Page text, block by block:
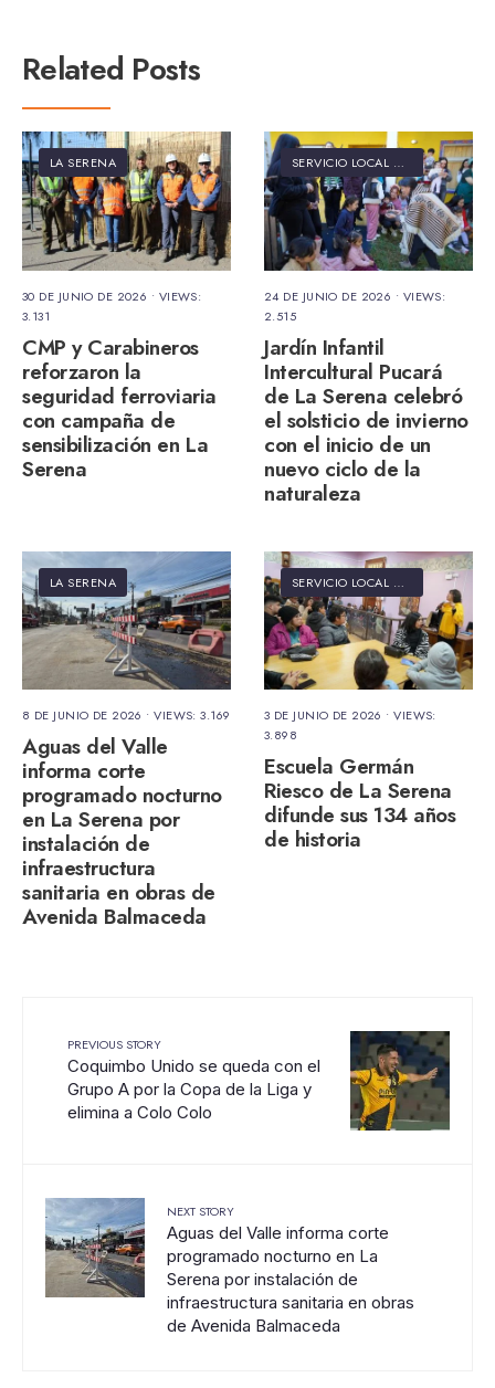
Related Posts
LA SERENA
30 DE JUNIO DE 2026 • VIEWS:
3.131
CMP y Carabineros
reforzaron la
seguridad ferroviaria
con campaña de
sensibilización en La
Serena
SERVICIO LOCAL DE EDUCACIÓN PÚBLICA ELQUI
24 DE JUNIO DE 2026 • VIEWS:
2.515
Jardín Infantil
Intercultural Pucará
de La Serena celebró
el solsticio de invierno
con el inicio de un
nuevo ciclo de la
naturaleza
LA SERENA
8 DE JUNIO DE 2026 •VIEWS: 3.169
Aguas del Valle
informa corte
programado nocturno
en La Serena por
instalación de
infraestructura
sanitaria en obras de
Avenida Balmaceda
SERVICIO LOCAL DE EDUCACIÓN PÚBLICA ELQUI
3 DE JUNIO DE 2026 •VIEWS:
3.898
Escuela Germán
Riesco de La Serena
difunde sus 134 años
de historia
PREVIOUS STORY
Coquimbo Unido se queda con el
Grupo A por la Copa de la Liga y
elimina a Colo Colo
NEXT STORY
Aguas del Valle informa corte
programado nocturno en La
Serena por instalación de
infraestructura sanitaria en obras
de Avenida Balmaceda